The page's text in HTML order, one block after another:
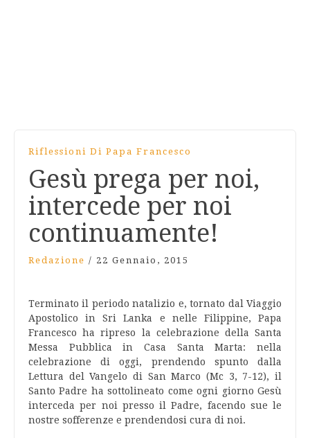
Riflessioni Di Papa Francesco
Gesù prega per noi,
intercede per noi
continuamente!
Redazione / 22 Gennaio, 2015
Terminato il periodo natalizio e, tornato dal Viaggio
Apostolico in Sri Lanka e nelle Filippine, Papa
Francesco ha ripreso la celebrazione della Santa
Messa Pubblica in Casa Santa Marta: nella
celebrazione di oggi, prendendo spunto dalla
Lettura del Vangelo di San Marco (Mc 3, 7-12), il
Santo Padre ha sottolineato come ogni giorno Gesù
interceda per noi presso il Padre, facendo sue le
nostre sofferenze e prendendosi cura di noi.